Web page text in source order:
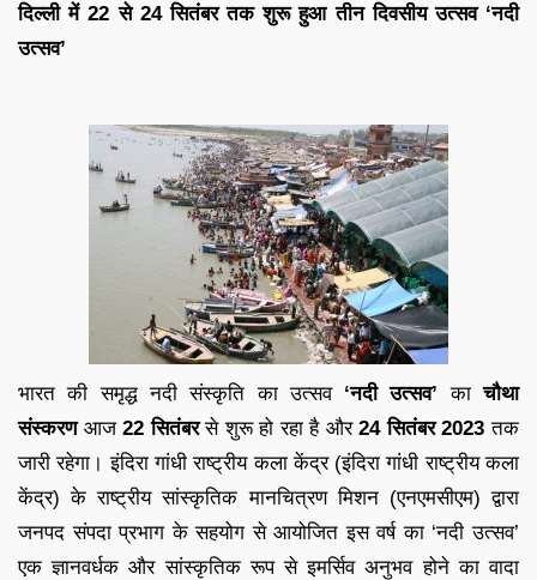
दिल्ली में 22 से 24 सितंबर तक शुरू हुआ तीन दिवसीय उत्सव ‘नदी
उत्सव’
भारत की समृद्ध नदी संस्कृति का उत्सव ‘नदी उत्सव’ काचौथा
संस्करणआज22 सितंबरसे शुरू हो रहा है और24 सितंबर 2023 तक
जारी रहेगा। इंदिरा गांधी राष्ट्रीय कला केंद्र (इंदिरा गांधी राष्ट्रीय कला
केंद्र) के राष्ट्रीय सांस्कृतिक मानचित्रण मिशन (एनएमसीएम) द्वारा
जनपद संपदा प्रभाग के सहयोग से आयोजित इस वर्ष का ‘नदी उत्सव’
एक ज्ञानवर्धक और सांस्कृतिक रूप से इमर्सिव अनुभव होने का वादा